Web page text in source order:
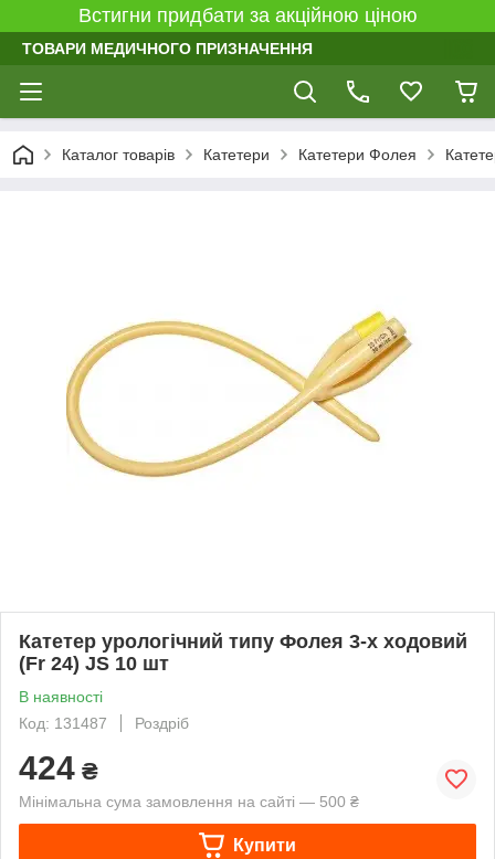
Встигни придбати за акційною ціною
ТОВАРИ МЕДИЧНОГО ПРИЗНАЧЕННЯ
Каталог товарів Катетери Катетери Фолея
Катетер урологічний типу Фолея 3-х ходовий
(Fr 24) JS 10 шт
В наявності
Код: 131487
Роздріб
424 ₴
Мінімальна сума замовлення на сайті — 500 ₴
Купити